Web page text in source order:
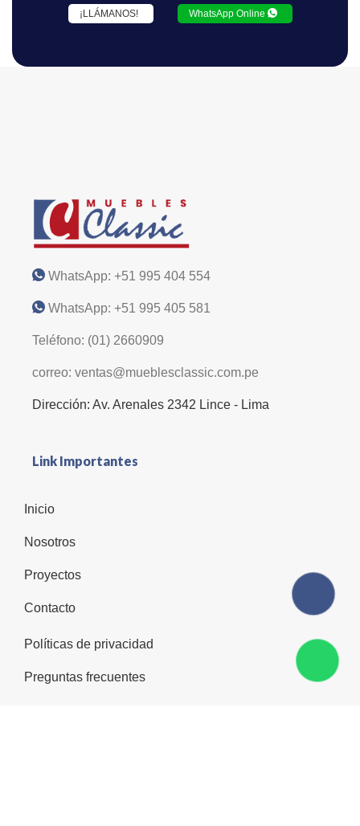
¡LLÁMANOS! WhatsApp Online
WhatsApp: +51 995 404 554
WhatsApp: +51 995 405 581
Teléfono: (01) 2660909
correo: ventas@mueblesclassic.com.pe
Dirección: Av. Arenales 2342 Lince - Lima
Link Importantes
Inicio
Nosotros
Proyectos
Contacto
Políticas de privacidad
Preguntas frecuentes